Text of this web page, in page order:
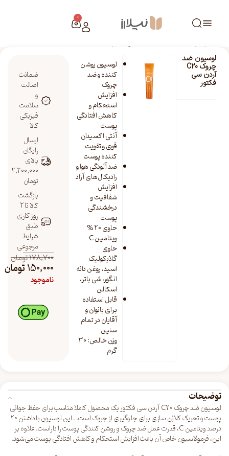
0
فروشگاه نیلارز
لوسیون ضد
چروک C20
آردن سی
فکتور
لوسیون روشن
کننده و ضد
چروک
افزایش
استحکام و
کاهش افتادگی
پوست
آنتی اکسیدان
قوی و تقویت
کننده پوست
ضد آلودگی هوا و
رادیکال‌های آزاد
افزایش
شفافیت و
درخشندگی
پوست
حاوی 20 %
ویتامین C
حاوی
گلایکولیک
اسید، روغن دانه
انگور، شی باتر،
اسکالن
قابل استفاده
برای بانوان و
آقایان در تمام
سنین
وزن خالص: 30
گرم
ضمانت
اصالت
و
سلامت
فیزیکی
کالا
ارسال
رایگان
بالای
2,200,000
تومان
بازگشت
کالا تا 2
روز کاری
طبق
شرایط
مرجوعی
178,700تومان
150,000تومان
ناموجود
توضیحات
لوسیون ضد چروک C20 آردن سی فکتور یک محصول کاملا مناسب برای حفظ جوانی
پوست و تحریک کلاژن سازی برای جلوگیری از چروک است. . این لوسیون با داشتن ۲۰
درصد ویتامین C، قدرت عمل ضد چروک و روشن کنندگی پوست را داراست. علاوه بر
این، فرمولاسیون خاص آن باعث افزایش استحکام و کاهش افتادگی پوست می‌شود.